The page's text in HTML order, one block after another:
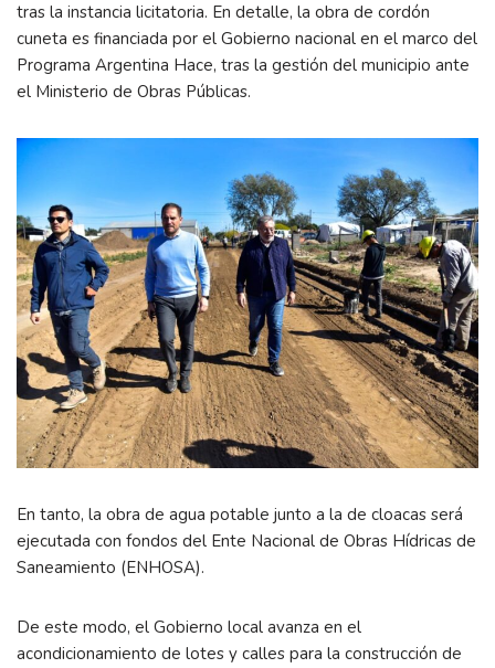
tras la instancia licitatoria. En detalle, la obra de cordón
cuneta es financiada por el Gobierno nacional en el marco del
Programa Argentina Hace, tras la gestión del municipio ante
el Ministerio de Obras Públicas.
En tanto, la obra de agua potable junto a la de cloacas será
ejecutada con fondos del Ente Nacional de Obras Hídricas de
Saneamiento (ENHOSA).
De este modo, el Gobierno local avanza en el
acondicionamiento de lotes y calles para la construcción de